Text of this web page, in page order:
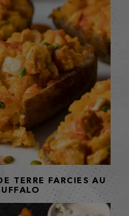
TERRE FARCIES AU